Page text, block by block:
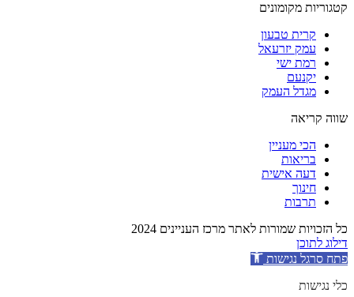
קטגוריות מקומונים
קרית טבעון
עמק יזרעאל
רמת ישי
יקנעם
מגדל העמק
שווה קריאה
הכי מעניין
בריאות
דעה אישית
חינוך
תרבות
כל הזכויות שמורות לאתר מרכז העניינים 2024
דילוג לתוכן
פתח סרגל נגישות
כלי נגישות